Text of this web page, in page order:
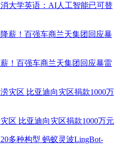
大学英语：AI人工智能已可替
！百强车商兰天集团回应暴雷
区 比亚迪向灾区捐款1000万元